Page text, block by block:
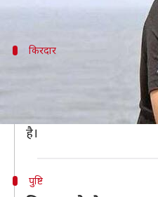
किरदार
ईशान खट्टर निभाने
बता दें कि इस फिल्म का
इस फिल्म को रॉनी
है।
पुष्टि